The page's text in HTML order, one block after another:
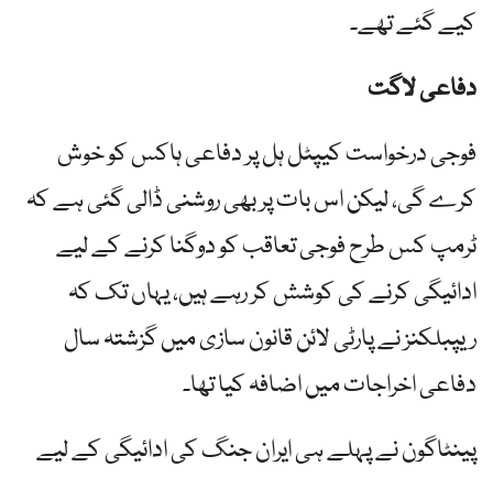
کیے گئے تھے۔
دفاعی لاگت
فوجی درخواست کیپٹل ہل پر دفاعی ہاکس کو خوش
کرے گی، لیکن اس بات پر بھی روشنی ڈالی گئی ہے کہ
ٹرمپ کس طرح فوجی تعاقب کو دوگنا کرنے کے لیے
ادائیگی کرنے کی کوشش کر رہے ہیں، یہاں تک کہ
ریپبلکنز نے پارٹی لائن قانون سازی میں گزشتہ سال
دفاعی اخراجات میں اضافہ کیا تھا۔
پینٹاگون نے پہلے ہی ایران جنگ کی ادائیگی کے لیے